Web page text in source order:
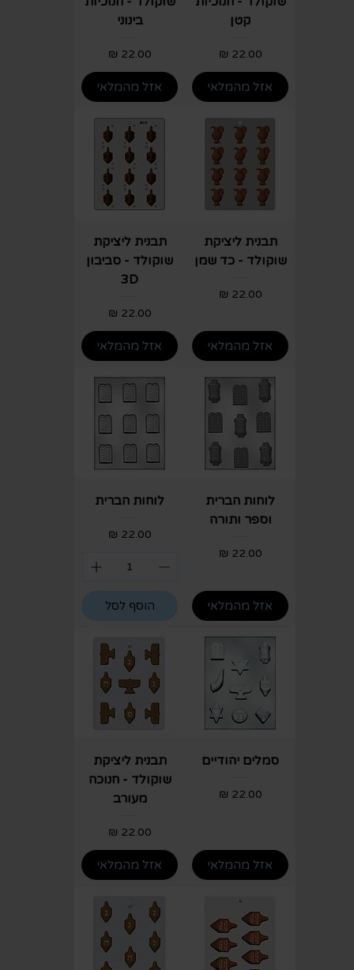
קטן
מחיר
אזל מהמלאי
בינוני
מחיר
אזל מהמלאי
תבנית ליציקת
שוקולד - כד שמן
מחיר
אזל מהמלאי
תבנית ליציקת
שוקולד - סביבון
3D
מחיר
אזל מהמלאי
לוחות הברית
וספר ותורה
מחיר
אזל מהמלאי
לוחות הברית
מחיר
הוסף לסל
סמלים יהודיים
מחיר
אזל מהמלאי
תבנית ליציקת
שוקולד - חנוכה
מעורב
מחיר
אזל מהמלאי